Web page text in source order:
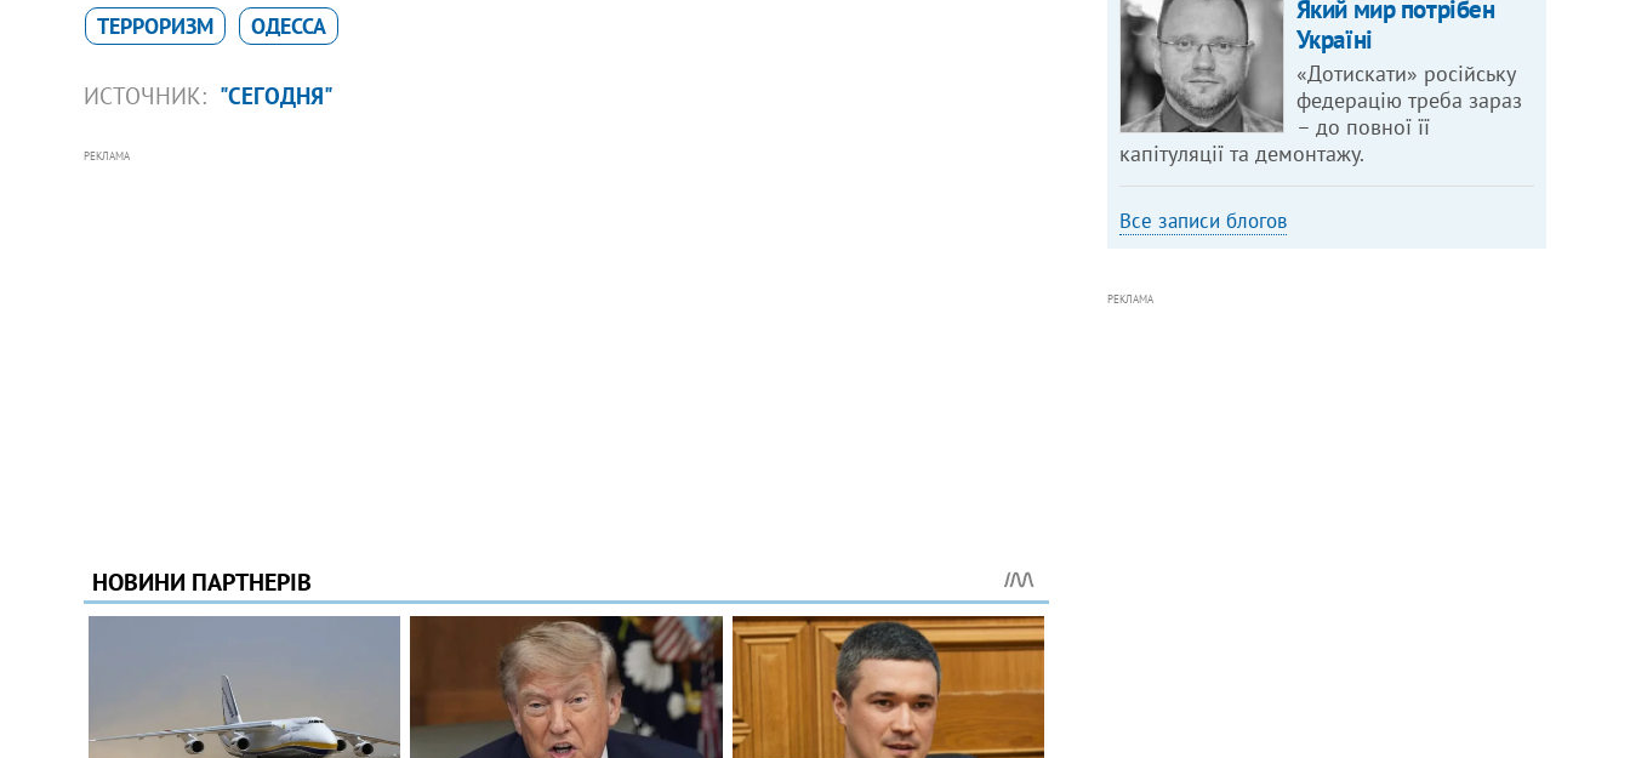
ТЕРРОРИЗМ ОДЕССА
ИСТОЧНИК: "СЕГОДНЯ"
РЕКЛАМА
Який мир потрібен
Україні
«Дотискати» російську
федерацію треба зараз
– до повної її
капітуляції та демонтажу.
Все записи блогов
РЕКЛАМА